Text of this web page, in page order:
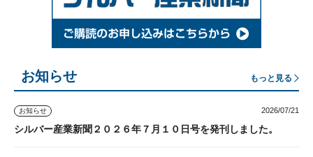
お知らせ もっと見る
お知らせ 2026/07/21
シルバー産業新聞２０２６年７月１０日号を発刊しました。